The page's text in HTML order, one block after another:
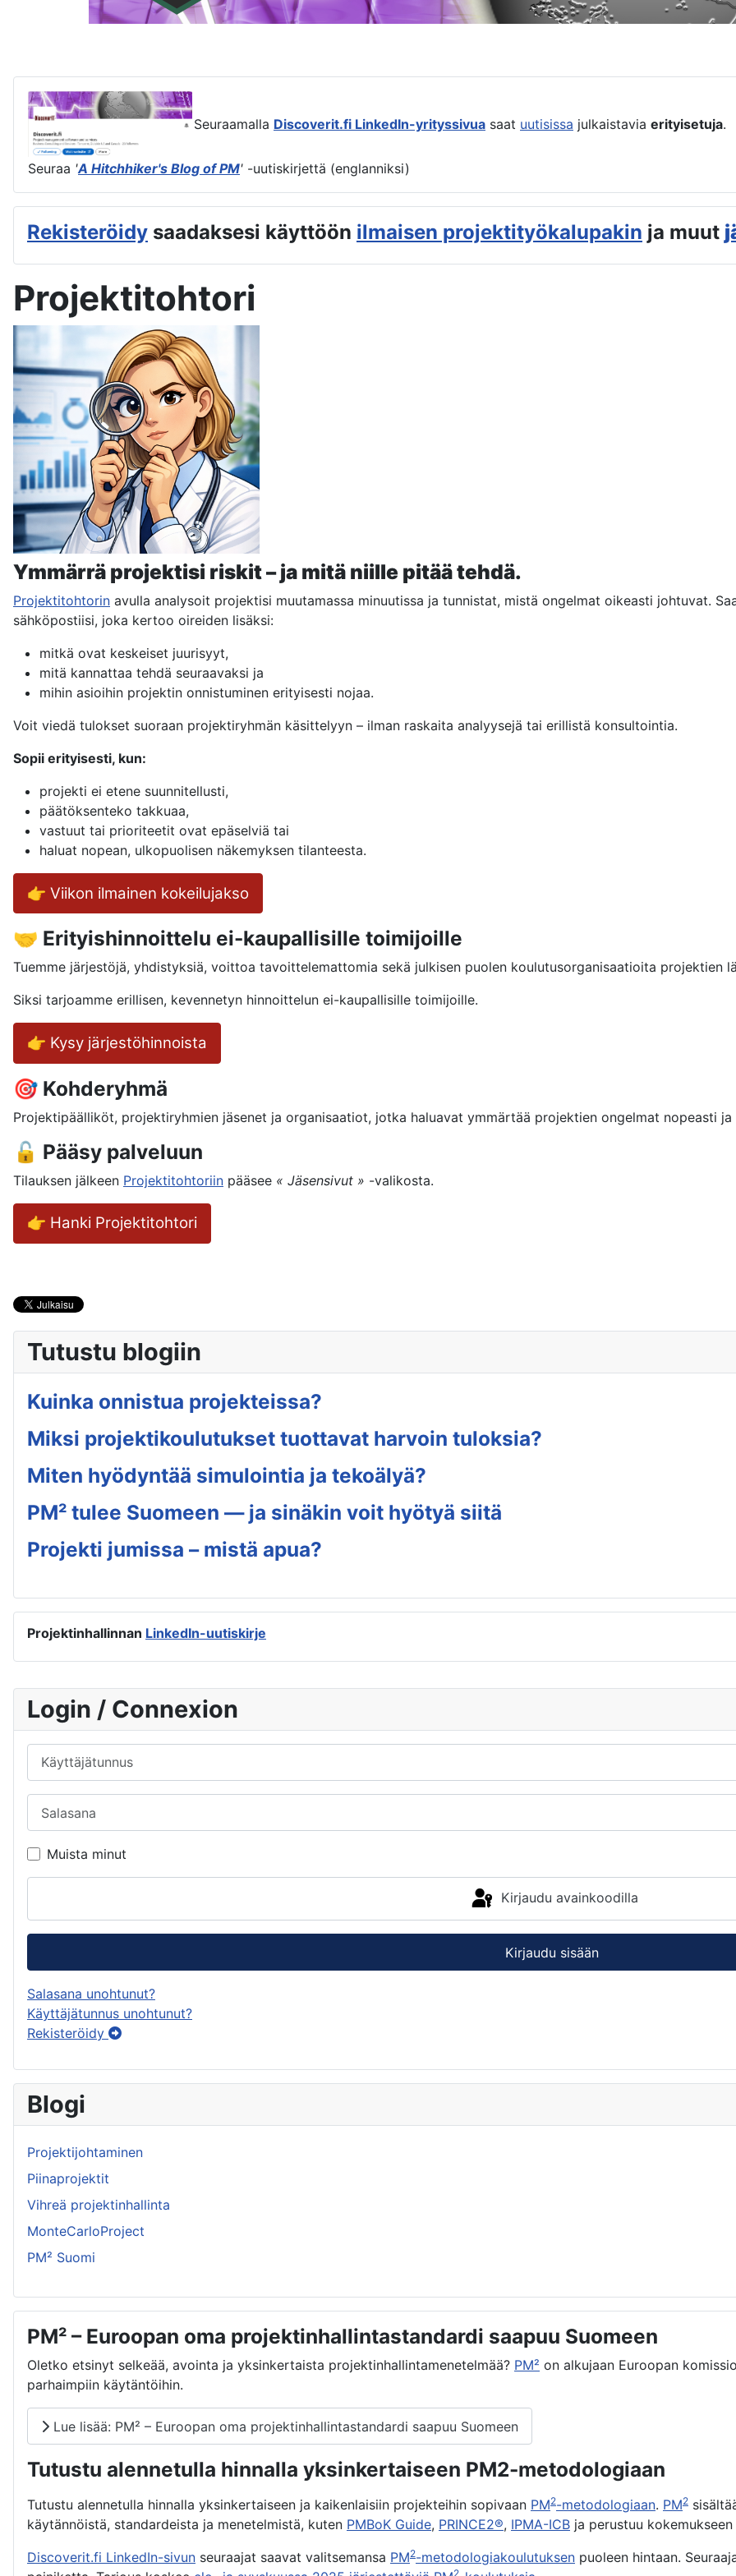
Login / Connexion
Muista minut
Kirjaudu avainkoodilla
Kirjaudu sisään
Salasana unohtunut?
Käyttäjätunnus unohtunut?
Rekisteröidy
Blogi
Projektijohtaminen
Piinaprojektit
Vihreä projektinhallinta
MonteCarloProject
PM² Suomi
PM² – Euroopan oma projektinhallintastandardi saapuu Suomeen
Oletko etsinyt selkeää, avointa ja yksinkertaista projektinhallintamenetelmää? PM² on alkujaan Euroopan
parhaimpiin käytäntöihin.
Lue lisää: PM² – Euroopan oma projektinhallintastandardi saapuu Suomeen
Tutustu alennetulla hinnalla yksinkertaiseen PM2-metodologiaan
Tutustu alennetulla hinnalla yksinkertaiseen ja kaikenlaisiin projekteihin sopivaan PM2-metodologiaan. PM2
käytännöistä, standardeista ja menetelmistä, kuten PMBoK Guide, PRINCE2®, IPMA-ICB ja perustuu
Discoverit.fi LinkedIn-sivun seuraajat saavat valitsemansa PM2-metodologiakoulutuksen puoleen hintaan.
2
Seuraamalla Discoverit.fi LinkedIn-yrityssivua saat uutisissa julkaistavia erityisetuja.
Seuraa 'A Hitchhiker's Blog of PM' -uutiskirjettä (englanniksi)
Rekisteröidy saadaksesi käyttöön ilmaisen projektityökalupakin ja muut
Projektitohtori
Ymmärrä projektisi riskit – ja mitä niille pitää tehdä.
Projektitohtorin avulla analysoit projektisi muutamassa minuutissa ja tunnistat, mistä ongelmat oikeasti johtuvat.
sähköpostiisi, joka kertoo oireiden lisäksi:
mitkä ovat keskeiset juurisyyt,
mitä kannattaa tehdä seuraavaksi ja
mihin asioihin projektin onnistuminen erityisesti nojaa.
Voit viedä tulokset suoraan projektiryhmän käsittelyyn – ilman raskaita analyysejä tai erillistä konsultointia.
Sopii erityisesti, kun:
projekti ei etene suunnitellusti,
päätöksenteko takkuaa,
vastuut tai prioriteetit ovat epäselviä tai
haluat nopean, ulkopuolisen näkemyksen tilanteesta.
👉 Viikon ilmainen kokeilujakso
🤝 Erityishinnoittelu ei-kaupallisille toimijoille
Tuemme järjestöjä, yhdistyksiä, voittoa tavoittelemattomia sekä julkisen puolen koulutusorganisaatioita projektien
Siksi tarjoamme erillisen, kevennetyn hinnoittelun ei-kaupallisille toimijoille.
👉 Kysy järjestöhinnoista
🎯 Kohderyhmä
Projektipäälliköt, projektiryhmien jäsenet ja organisaatiot, jotka haluavat ymmärtää projektien ongelmat nopeasti ja
🔓 Pääsy palveluun
Tilauksen jälkeen Projektitohtoriin pääsee « Jäsensivut » -valikosta.
👉 Hanki Projektitohtori
Tutustu blogiin
Kuinka onnistua projekteissa?
Miksi projektikoulutukset tuottavat harvoin tuloksia?
Miten hyödyntää simulointia ja tekoälyä?
PM² tulee Suomeen — ja sinäkin voit hyötyä siitä
Projekti jumissa – mistä apua?
Projektinhallinnan LinkedIn-uutiskirje